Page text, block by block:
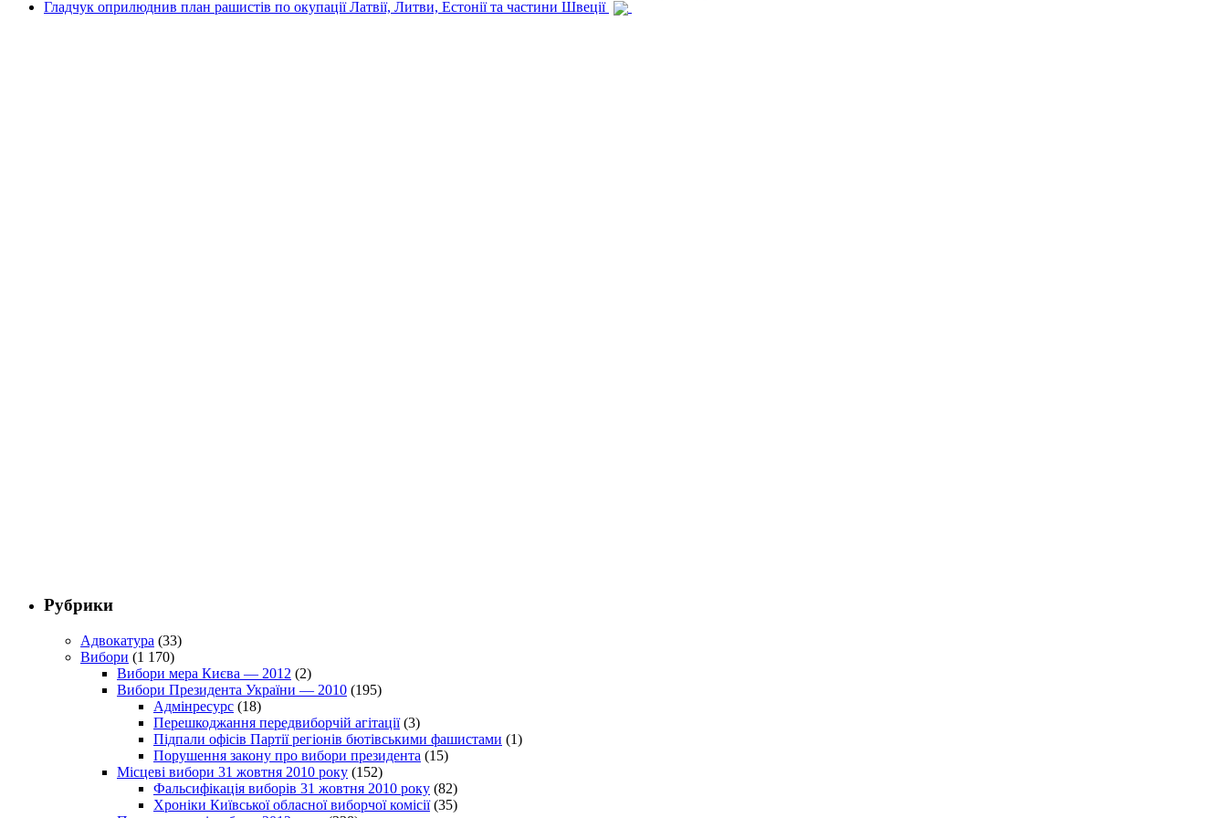
Гладчук оприлюднив план рашистів по окупації Латвії, Литви, Естонії та частини Швеції
Рубрики
Адвокатура (33)
Вибори (1 170)
Вибори мера Києва — 2012 (2)
Вибори Президента України — 2010 (195)
Адмінресурс (18)
Перешкоджання передвиборчій агітації(3)
Підпали офісів Партії регіонів бютівськими фашистами (1)
Порушення закону про вибори президента (15)
Місцеві вибори 31 жовтня 2010 року (152)
Фальсифікація виборів 31 жовтня 2010 року (82)
Хроніки Київської обласної виборчої комісії(35)